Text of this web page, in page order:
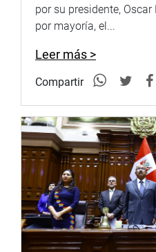
por su presidente,
por mayoría, el...
Leer más >
Compartir